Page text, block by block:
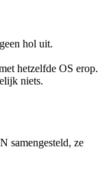
hol uit.
hetzelfde OS erop.
niets.
samengesteld, ze